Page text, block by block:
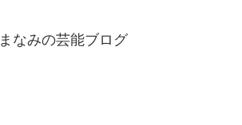
まなみの芸能ブログ